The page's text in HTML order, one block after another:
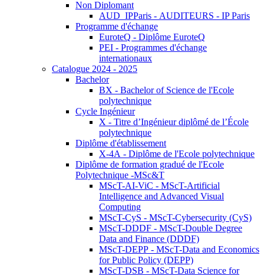
Non Diplomant
AUD_IPParis - AUDITEURS - IP Paris
Programme d'échange
EuroteQ - Diplôme EuroteQ
PEI - Programmes d'échange
internationaux
Catalogue 2024 - 2025
Bachelor
BX - Bachelor of Science de l'Ecole
polytechnique
Cycle Ingénieur
X - Titre d’Ingénieur diplômé de l’École
polytechnique
Diplôme d'établissement
X-4A - Diplôme de l'Ecole polytechnique
Diplôme de formation gradué de l'Ecole
Polytechnique -MSc&T
MScT-AI-ViC - MScT-Artificial
Intelligence and Advanced Visual
Computing
MScT-CyS - MScT-Cybersecurity (CyS)
MScT-DDDF - MScT-Double Degree
Data and Finance (DDDF)
MScT-DEPP - MScT-Data and Economics
for Public Policy (DEPP)
MScT-DSB - MScT-Data Science for